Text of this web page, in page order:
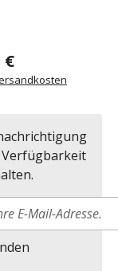
€
Verfügbarkeit